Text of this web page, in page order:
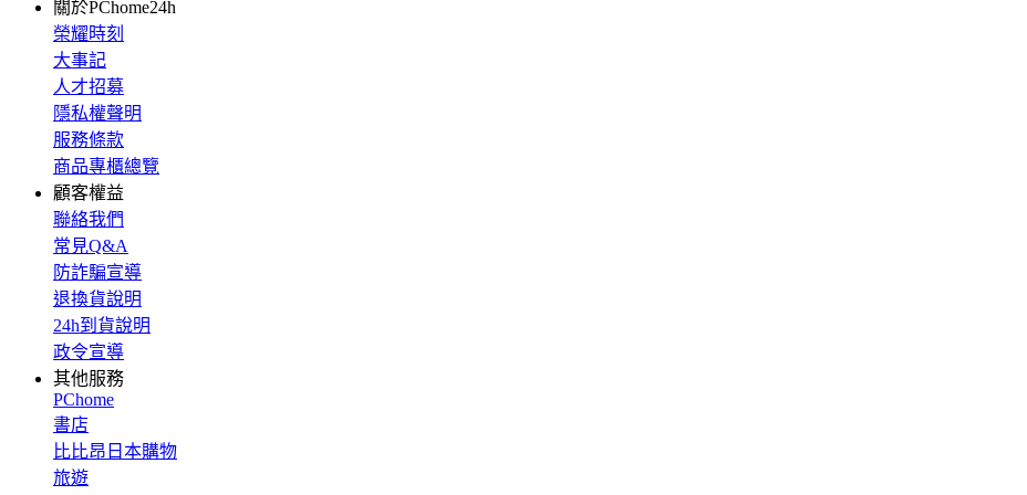
關於PChome24h
榮耀時刻
大事記
人才招募
隱私權聲明
服務條款
商品專櫃總覽
顧客權益
聯絡我們
常見Q&A
防詐騙宣導
退換貨說明
24h到貨說明
政令宣導
其他服務
PChome
書店
比比昂日本購物
旅遊